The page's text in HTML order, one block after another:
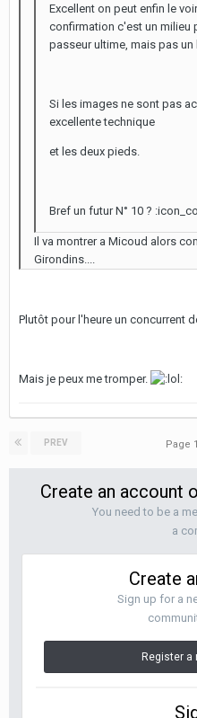
Excellent on peut enfin le
confirmation c'est un milieu
passeur ultime, mais pas un
Si les images ne sont pas
excellente technique
et les deux pieds.
Bref un futur N° 10 ?
Il va montrer a Micoud alors
Girondins....
Plutôt pour l'heure un concurrent
Mais je peux me tromper.
PREV Page
Create an account
You need to be a
a
Create
Sign up for a
Register a